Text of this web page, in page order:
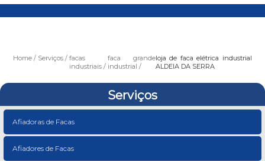
Home Serviços
facas
industriais
faca grande
industrial
loja de faca elétrica industrial
ALDEIA DA SERRA
Serviços
Afiadoras de Facas
Afiadores de Facas